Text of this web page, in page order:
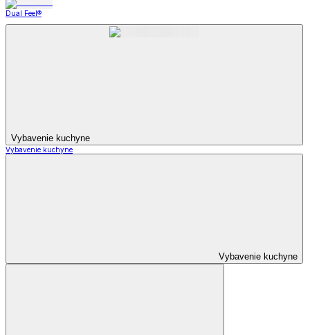
Dual Feel®
Vybavenie kuchyne
Vybavenie kuchyne
Vybavenie kuchyne